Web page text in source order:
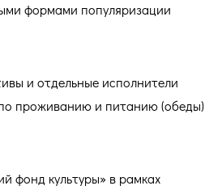
формами популяризации
и отдельные исполнители
проживанию и питанию (обеды)
фонд культуры» в рамках